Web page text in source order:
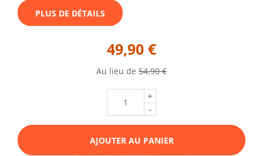
PLUS DE DÉTAILS
49,90 €
Au lieu de 54,90 €
+
-
AJOUTER AU PANIER